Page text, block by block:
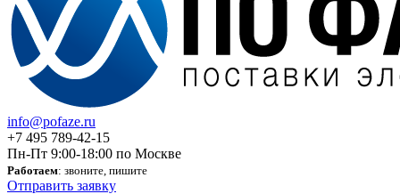
info@pofaze.ru
+7 495 789-42-15
Пн-Пт 9:00-18:00 по Москве
Работаем: звоните, пишите
Отправить заявку